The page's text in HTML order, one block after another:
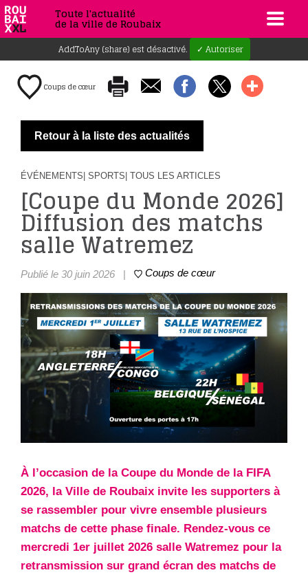
Toute l'actualité
de la ville de Roubaix
AddToAny (share) est désactivé. ✓ Autoriser
Coups de cœur
Retour à la liste des actualités
ÉVÉNEMENTS | SPORTS | TOUS LES ARTICLES
[Coupe du Monde 2026]
Diffusion des matchs
salle Watremez
Publié le 30 juin 2026 | Coups de cœur
À l’occasion de la Coupe du Monde de la FIFA
2026, la Ville de Roubaix invite les supporters à
se rassembler pour vivre ensemble plusieurs
matchs de cette phase finale. Rendez-vous ce
mercredi 1er juillet 2026 salle Watremez pour la
retransmission sur grand écran des matchs de